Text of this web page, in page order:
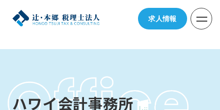
求人情報
ハワイ会計事務所